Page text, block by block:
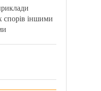
спорів іншими